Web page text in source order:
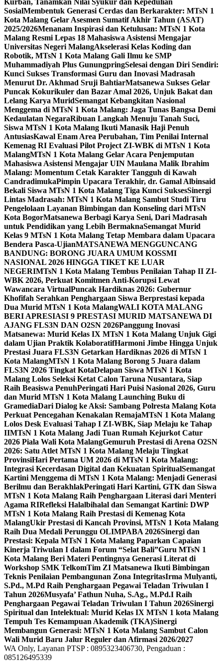
Kurban, Tanamkan Nilai Syukur dan Kepedulian
SosialMembentuk Generasi Cerdas dan Berkarakter: MTsN 1
Kota Malang Gelar Asesmen Sumatif Akhir Tahun (ASAT)
2025/2026Menanam Inspirasi dan Ketulusan: MTsN 1 Kota
Malang Resmi Lepas 18 Mahasiswa Asistensi Mengajar
Universitas Negeri MalangAkselerasi Kelas Koding dan
Robotik, MTsN 1 Kota Malang Gali Ilmu ke SMP
Muhammadiyah Plus GunungpringSelesai dengan Diri Sendiri:
Kunci Sukses Transformasi Guru dan Inovasi Madrasah
Menurut Dr. Akhmad Sruji BahtiarMatsanewa Sukses Gelar
Puncak Kokurikuler dan Bazar Amal 2026, Unjuk Bakat dan
Lelang Karya MuridSemangat Kebangkitan Nasional
Menggema di MTsN 1 Kota Malang: Jaga Tunas Bangsa Demi
Kedaulatan NegaraRibuan Langkah Menuju Tanah Suci,
Siswa MTsN 1 Kota Malang Ikuti Manasik Haji Penuh
AntusiasKawal Enam Area Perubahan, Tim Penilai Internal
Kemenag RI Evaluasi Pilot Project ZI-WBK di MTsN 1 Kota
MalangMTsN 1 Kota Malang Gelar Acara Penjemputan
Mahasiswa Asistensi Mengajar UIN Maulana Malik Ibrahim
Malang: Momentum Cetak Karakter Tangguh di Kawah
CandradimukaPimpin Upacara Terakhir, dr. Gamal Albinsaid
Bekali Siswa MTsN 1 Kota Malang Tiga Kunci SuksesSinergi
Lintas Madrasah: MTsN 1 Kota Malang Sambut Studi Tiru
Pengelolaan Layanan Bimbingan dan Konseling dari MTsN
Kota BogorMatsanewa Berbagi Karya Seni, Dari Madrasah
untuk Pendidikan yang Lebih BermaknaSemangat Murid
Kelas 9 MTsN 1 Kota Malang Tetap Membara dalam Upacara
Bendera Pasca-UjianMATSANEWA MENGGUNCANG
BANDUNG: BORONG JUARA UMUM KOSSMI
NASIONAL 2026 HINGGA TIKET KE LUAR
NEGERIMTsN 1 Kota Malang Tembus Penilaian Tahap II ZI-
WBK 2026, Perkuat Komitmen Anti-Korupsi Lewat
Wawancara VirtualPuncak Hardiknas 2026: Gubernur
Khofifah Serahkan Penghargaan Siswa Berprestasi kepada
Dua Murid MTsN 1 Kota MalangWALI KOTA MALANG
BERI APRESIASI 9 PRESTASI MURID MATSANEWA DI
AJANG FLS3N DAN O2SN 2026Panggung Inovasi
Matsanewa: Murid Kelas IX MTsN 1 Kota Malang Unjuk Gigi
dalam Ujian Praktik KolaboratifHarmoni Jimbe Hingga Unjuk
Prestasi Juara FLS3N Getarkan Hardiknas 2026 di MTsN 1
Kota MalangMTsN 1 Kota Malang Borong 5 Juara dalam
FLS3N 2026 Tingkat KotaDelapan Siswa MTsN 1 Kota
Malang Lolos Seleksi Ketat Calon Taruna Nusantara, Siap
Raih Beasiswa PenuhPeringati Hari Puisi Nasional 2026, Guru
dan Murid MTsN 1 Kota Malang Launching Buku di
GramediaDari Dialog ke Aksi: Sambang Polresta Malang Kota
Perkuat Pencegahan Kenakalan RemajaMTsN 1 Kota Malang
Lolos Desk Evaluasi Tahap I ZI-WBK, Siap Melaju ke Tahap
IIMTsN 1 Kota Malang Jadi Tuan Rumah Kejurkot Catur
2026 Piala Wali Kota MalangGemuruh Prestasi di Arena O2SN
2026: Satu Atlet MTsN 1 Kota Malang Melaju Tingkat
ProvinsiHari Pertama UM 2026 di MTsN 1 Kota Malang:
Integrasi Kecerdasan Digital dan Kekuatan SpiritualSemangat
Kartini Menggema di MTsN 1 Kota Malang: Menjadi Generasi
Berilmu dan BerakhlakPeringati Hari Kartini, GTK dan Siswa
MTsN 1 Kota Malang Raih Penghargaan Literasi dari Menteri
Agama RIRefleksi Halalbihalal dan Semangat Kartini: DWP
MTsN 1 Kota Malang Raih Prestasi di Kemenag Kota
MalangUkir Prestasi di Kancah Provinsi, MTsN 1 Kota Malang
Raih Dua Medali Perunggu OLIMPABA 2026Sinergi dan
Prestasi: Kepala MTsN 1 Kota Malang Paparkan Capaian
Kinerja Triwulan I dalam Forum “Selat Bali”Guru MTsN 1
Kota Malang Beri Materi Pentingnya Generasi Literat di
Workshop SMK TelkomTim ZI Matsanewa Ikuti Bimbingan
Teknis Penilaian Pembangunan Zona IntegritasIrma Mulyanti,
S.Pd., M.Pd Raih Penghargaan Pegawai Teladan Triwulan I
Tahun 2026Musyafa’ Fathun Nuha, S.Ag., M.Pd.I Raih
Penghargaan Pegawai Teladan Triwulan I Tahun 2026Sinergi
Spiritual dan Intelektual: Murid Kelas IX MTsN 1 kota Malang
Tempuh Tes Kemampuan Akademik (TKA)Sinergi
Membangun Generasi: MTsN 1 Kota Malang Sambut Calon
Wali Murid Baru Jalur Reguler dan Afirmasi 2026/2027
WA Only, Layanan PTSP : 0895323406730, Pengaduan :
085126495339